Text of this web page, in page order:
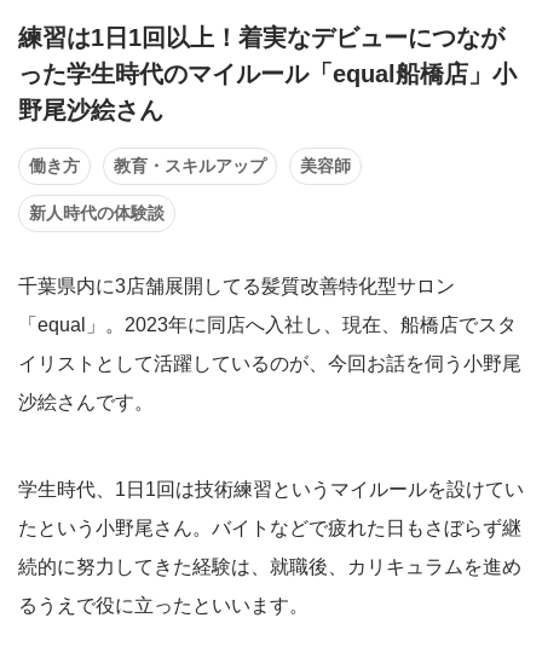
練習は1日1回以上！着実なデビューにつなが
った学生時代のマイルール「equal船橋店」小
野尾沙絵さん
働き方 教育・スキルアップ 美容師
新人時代の体験談
千葉県内に3店舗展開してる髪質改善特化型サロン
「equal」。2023年に同店へ入社し、現在、船橋店でスタ
イリストとして活躍しているのが、今回お話を伺う小野尾
沙絵さんです。
学生時代、1日1回は技術練習というマイルールを設けてい
たという小野尾さん。バイトなどで疲れた日もさぼらず継
続的に努力してきた経験は、就職後、カリキュラムを進め
るうえで役に立ったといいます。